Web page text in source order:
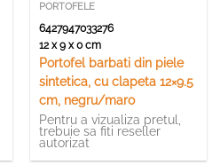
PORTOFELE
6427947033276
12 x 9 x 0 cm
Portofel barbati din piele
sintetica, cu clapeta 12×9.5
cm, negru/maro
Pentru a vizualiza pretul,
trebuie sa fiti reseller
autorizat